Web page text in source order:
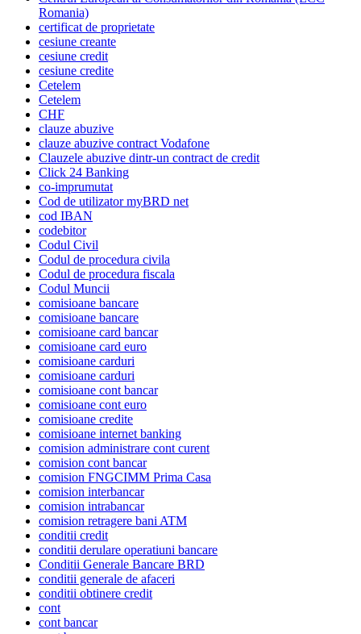
Romania)
certificat de proprietate
cesiune creante
cesiune credit
cesiune credite
Cetelem
Cetelem
CHF
clauze abuzive
clauze abuzive contract Vodafone
Clauzele abuzive dintr-un contract de credit
Click 24 Banking
co-imprumutat
Cod de utilizator myBRD net
cod IBAN
codebitor
Codul Civil
Codul de procedura civila
Codul de procedura fiscala
Codul Muncii
comisioane bancare
comisioane bancare
comisioane card bancar
comisioane card euro
comisioane carduri
comisioane carduri
comisioane cont bancar
comisioane cont euro
comisioane credite
comisioane internet banking
comision administrare cont curent
comision cont bancar
comision FNGCIMM Prima Casa
comision interbancar
comision intrabancar
comision retragere bani ATM
conditii credit
conditii derulare operatiuni bancare
Conditii Generale Bancare BRD
conditii generale de afaceri
conditii obtinere credit
cont
cont bancar